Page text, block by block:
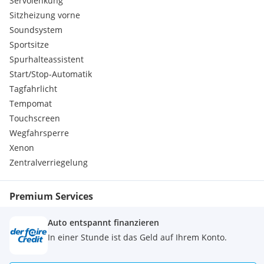
Gerne auch außerhalb der angeführten Zeiten
INFO:
Im angeführtem Preis sind alle Abgaben, Datenauszug,
technische Durchsicht und ein gültiges Pickerl §57a
inkludiert. Es kommen KEINE weiteren KOSTEN auf Sie zu.
und Sparkasse
Fahrzeugzustellung ist nach Absprache Österreich- und
07712 200 64
weitere interessante Fahrzeuge auf
Sitzheizung vorne
Soundsystem
Sportsitze
Spurhalteassistent
Start/Stop-Automatik
Tagfahrlicht
Tempomat
Touchscreen
Wegfahrsperre
Xenon
Zentralverriegelung
Premium Services
Auto entspannt finanzieren
In einer Stunde ist das Geld auf Ihrem Konto.